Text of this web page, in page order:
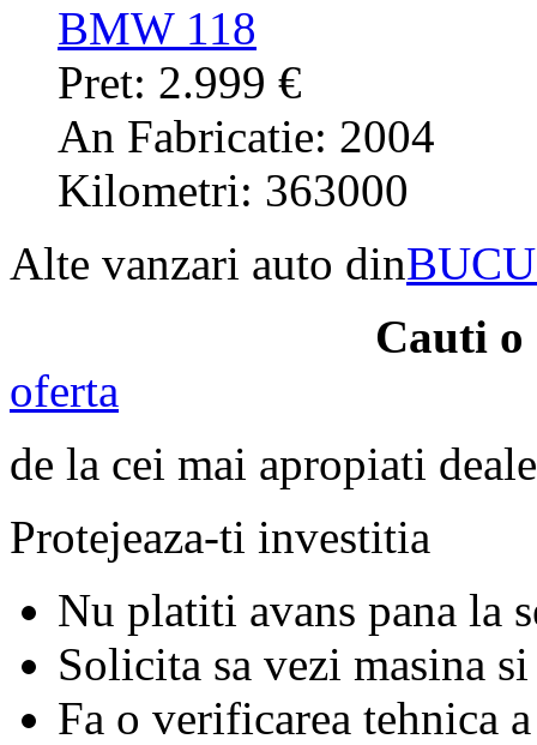
BMW 118
Pret: 2.999 €
An Fabricatie: 2004
Kilometri: 363000
Alte vanzari auto din
Cauti o
oferta
de la cei mai apropiati
Protejeaza-ti investitia
Nu platiti avans pana la
Solicita sa vezi masina si
Fa o verificarea tehnica